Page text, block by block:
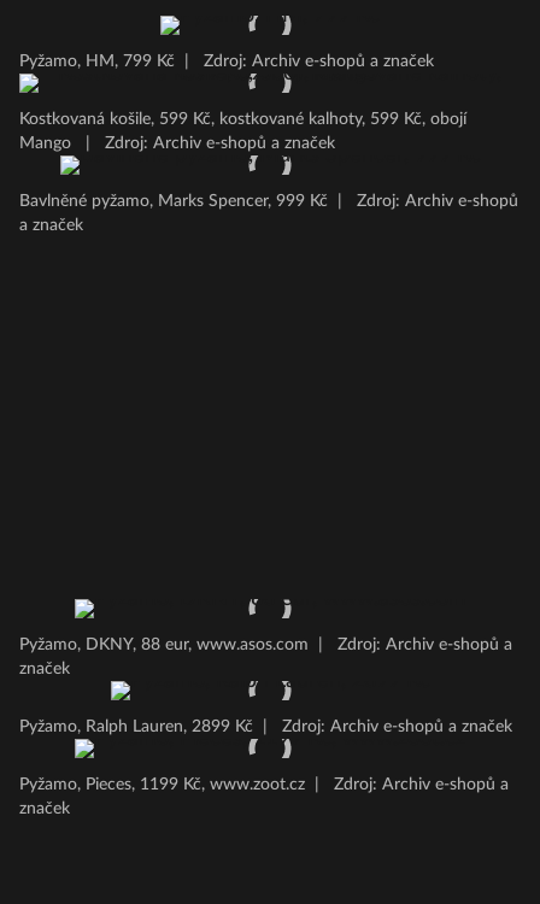
Pyžamo, HM, 799 Kč Zdroj: Archiv e-shopů a značek
Kostkovaná košile, 599 Kč, kostkované kalhoty, 599 Kč, obojí
Mango
Zdroj: Archiv e-shopů a značek
Bavlněné pyžamo, Marks Spencer, 999 Kč
Zdroj: Archiv e-shopů
a značek
Pyžamo, DKNY, 88 eur, www.asos.com
Zdroj: Archiv e-shopů a
značek
Pyžamo, Ralph Lauren, 2899 Kč Zdroj: Archiv e-shopů a značek
Pyžamo, Pieces, 1199 Kč, www.zoot.cz
Zdroj: Archiv e-shopů a
značek